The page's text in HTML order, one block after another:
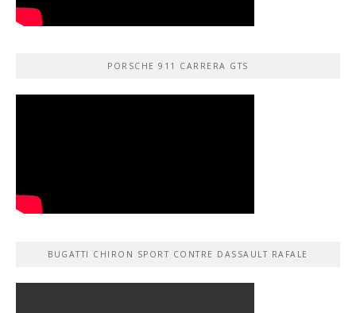
PORSCHE 911 CARRERA GTS
BUGATTI CHIRON SPORT CONTRE DASSAULT RAFALE